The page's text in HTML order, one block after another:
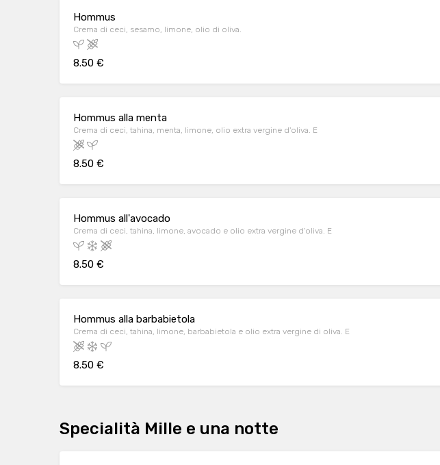
Hommus
Crema di ceci, sesamo, limone, olio di oliva.
8.50 €
Hommus alla menta
Crema di ceci, tahina, menta, limone, olio extra vergine d'oliva. E
8.50 €
Hommus all'avocado
Crema di ceci, tahina, limone, avocado e olio extra vergine d'oliva. E
8.50 €
Hommus alla barbabietola
Crema di ceci, tahina, limone, barbabietola e olio extra vergine di oliva. E
8.50 €
Specialità Mille e una notte